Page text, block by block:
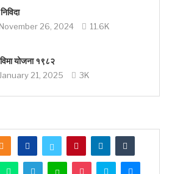
November 26, 2024 11.6K
योजना १९८२
January 21, 2025 3K